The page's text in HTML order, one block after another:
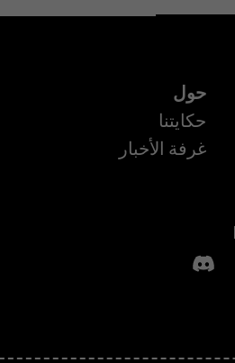
حول
حكايتنا
غرفة الأخبار
Discord